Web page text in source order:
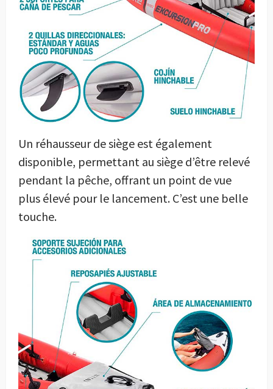
Un réhausseur de siège est également
disponible, permettant au siège d’être relevé
pendant la pêche, offrant un point de vue
plus élevé pour le lancement. C’est une belle
touche.